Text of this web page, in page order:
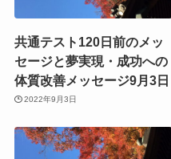
共通テスト120日前のメッ
セージと夢実現・成功への
体質改善メッセージ9月3日
2022年9月3日